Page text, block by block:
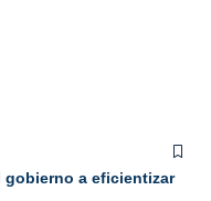
gobierno a eficientizar